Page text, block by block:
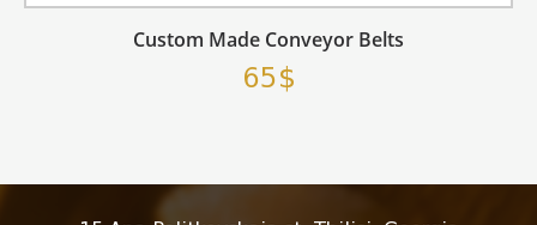
Custom Made Conveyor Belts
65$